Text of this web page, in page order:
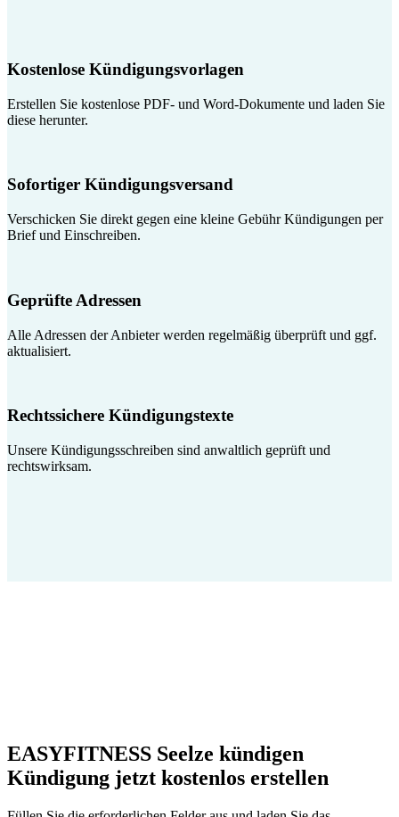
Kostenlose Kündigungsvorlagen
Erstellen Sie kostenlose PDF- und Word-Dokumente und laden Sie
diese herunter.
Sofortiger Kündigungsversand
Verschicken Sie direkt gegen eine kleine Gebühr Kündigungen per
Brief und Einschreiben.
Geprüfte Adressen
Alle Adressen der Anbieter werden regelmäßig überprüft und ggf.
aktualisiert.
Rechtssichere Kündigungstexte
Unsere Kündigungsschreiben sind anwaltlich geprüft und
rechtswirksam.
EASYFITNESS Seelze kündigen
Kündigung jetzt kostenlos erstellen